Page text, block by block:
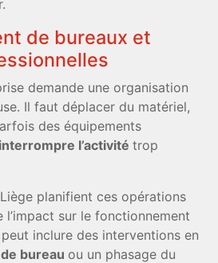
de bureaux et
demande une organisation
Il faut déplacer du matériel,
des équipements
l’activitétrop
planifient ces opérations
l’impact sur le fonctionnement
peut inclure des interventions en
bureau ou un phasage du